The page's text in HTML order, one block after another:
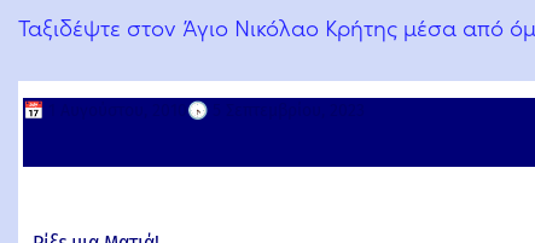
Ταξιδέψτε στον Άγιο Νικόλαο Κρήτης μέσα από
📅 🕟